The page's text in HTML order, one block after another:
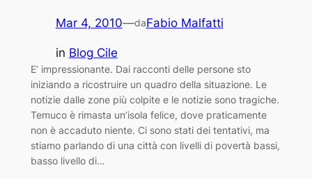
Mar 4, 2010—daFabio Malfatti
in Blog Cile
E’ impressionante. Dai racconti delle persone sto
iniziando a ricostruire un quadro della situazione. Le
notizie dalle zone più colpite e le notizie sono tragiche.
Temuco è rimasta un’isola felice, dove praticamente
non è accaduto niente. Ci sono stati dei tentativi, ma
stiamo parlando di una città con livelli di povertà bassi,
basso livello di…